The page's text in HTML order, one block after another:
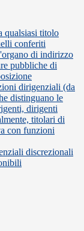
qualsiasi titolo
conferiti
di indirizzo
pubbliche di
dirigenziali (da
distinguano le
dirigenti
titolari di
con funzioni
discrezionali